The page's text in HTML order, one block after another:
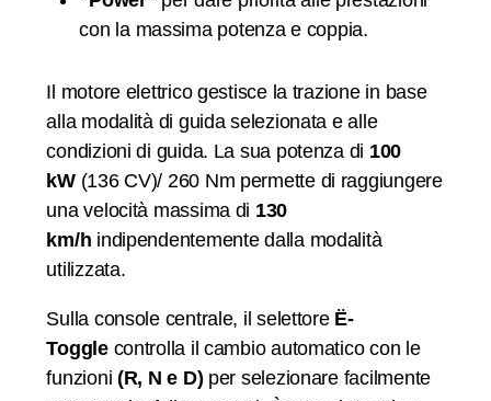
con la massima potenza e coppia.
Il motore elettrico gestisce la trazione in base
alla modalità di guida selezionata e alle
condizioni di guida. La sua potenza di 100
kW(136 CV)/ 260 Nm permette di raggiungere
una velocità massima di 130
km/h indipendentemente dalla modalità
utilizzata.
Sulla console centrale, il selettoreË-
Toggle controlla il cambio automatico con le
funzioni (R, N e D) per selezionare facilmente